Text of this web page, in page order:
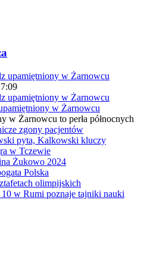
w Żarnowcu
w Żarnowcu to perła północnych
zgony pacjentów
pyta, Kalkowski kluczy
w Tczewie
Żukowo 2024
Polska
olimpijskich
w Rumi poznaje tajniki nauki